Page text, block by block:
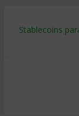
Stablecoins
Despido
IA en
Trabajo
Mercado